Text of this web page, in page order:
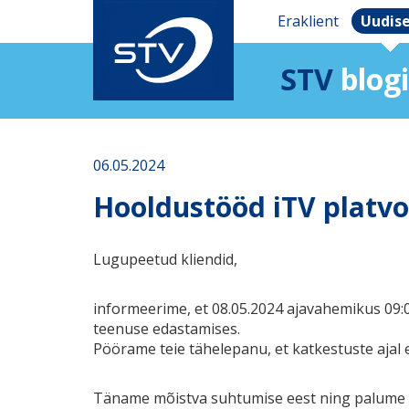
Eraklient
STV blogi
06.05.2024
Hooldustööd iTV
Lugupeetud kliendid,
informeerime, et 08.05.2024 ajavahemikus
teenuse edastamises.
Pöörame teie tähelepanu, et katkestuste
Täname mõistva suhtumise eest ning